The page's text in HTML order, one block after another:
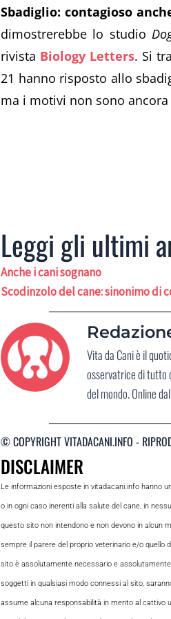
Sbadiglio: contagioso
dimostrerebbe lo studio
rivista Biology Letters. Si
21 hanno risposto allo
ma i motivi non sono
Leggi gli ultimi
Anche i cani sognano
Scodinzolo del cane: sinonimo di
Vita da Cani è il
osservatrice di tutto
del mondo. Online
© COPYRIGHT VITADACANI.INFO -
DISCLAIMER
Le informazioni esposte in vitadacani.info hanno
o in ogni caso inerenti alla salute del cane, in
questo sito non intendono e non devono in alcun
sempre il parere del proprio veterinario e/o quello
sito è assolutamente necessario e
soggetti in qualsiasi modo connessi al sito,
assume alcuna responsabilità in merito al cattivo